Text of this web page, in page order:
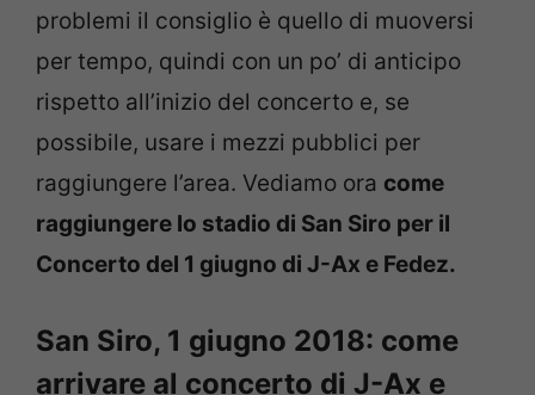
problemi il consiglio è quello di muoversi
per tempo, quindi con un po’ di anticipo
rispetto all’inizio del concerto e, se
possibile, usare i mezzi pubblici per
raggiungere l’area. Vediamo ora come
raggiungere lo stadio di San Siro per il
Concerto del 1 giugno di J-Ax e Fedez.
San Siro, 1 giugno 2018: come
arrivare al concerto di J-Ax e